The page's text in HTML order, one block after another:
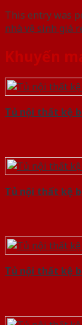
This entry was
nhà vệ sinh giá
Khuyến
Tủ nội thất kệ
Tủ nội thất kệ
Tủ nội thất kệ